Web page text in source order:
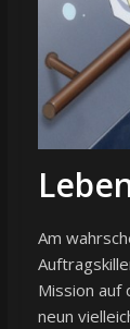
Am
Mission auf
neun